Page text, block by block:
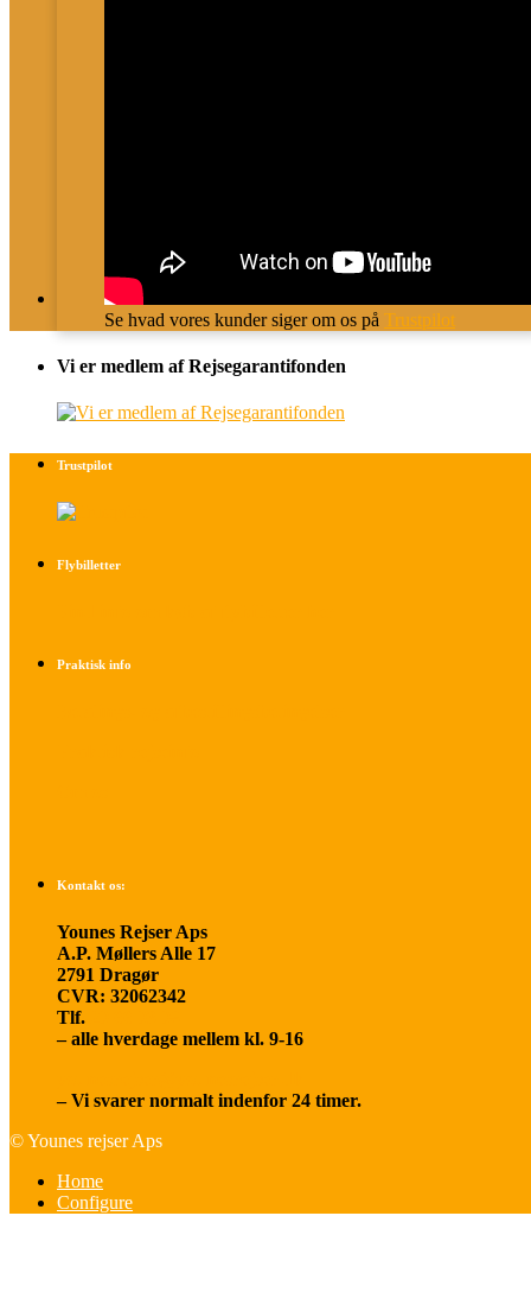
Se hvad vores kunder siger om os på Trustpilot
Vi er medlem af Rejsegarantifonden
Trustpilot
Flybilletter
Praktisk info
Kontakt os:
Younes Rejser Aps
A.P. Møllers Alle 17
2791 Dragør
CVR: 32062342
Tlf.
– alle hverdage mellem kl. 9-16
– Vi svarer normalt indenfor 24 timer.
© Younes rejser Aps
Home
Configure